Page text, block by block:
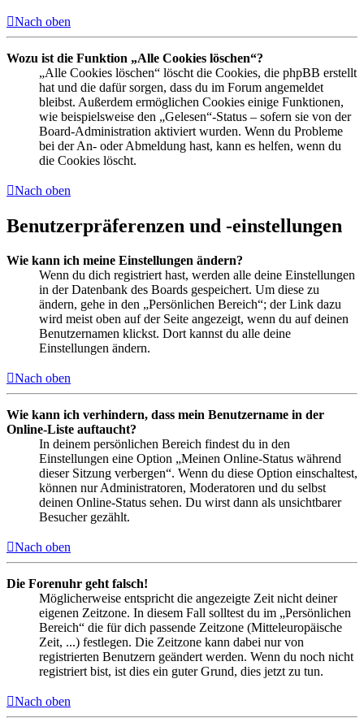
Nach oben
Wozu ist die Funktion „Alle Cookies löschen“?
„Alle Cookies löschen“ löscht die Cookies, die phpBB erstellt
hat und die dafür sorgen, dass du im Forum angemeldet
bleibst. Außerdem ermöglichen Cookies einige Funktionen,
wie beispielsweise den „Gelesen“-Status – sofern sie von der
Board-Administration aktiviert wurden. Wenn du Probleme
bei der An- oder Abmeldung hast, kann es helfen, wenn du
die Cookies löscht.
Nach oben
Benutzerpräferenzen und -einstellungen
Wie kann ich meine Einstellungen ändern?
Wenn du dich registriert hast, werden alle deine Einstellungen
in der Datenbank des Boards gespeichert. Um diese zu
ändern, gehe in den „Persönlichen Bereich“; der Link dazu
wird meist oben auf der Seite angezeigt, wenn du auf deinen
Benutzernamen klickst. Dort kannst du alle deine
Einstellungen ändern.
Nach oben
Wie kann ich verhindern, dass mein Benutzername in der
Online-Liste auftaucht?
In deinem persönlichen Bereich findest du in den
Einstellungen eine Option „Meinen Online-Status während
dieser Sitzung verbergen“. Wenn du diese Option einschaltest,
können nur Administratoren, Moderatoren und du selbst
deinen Online-Status sehen. Du wirst dann als unsichtbarer
Besucher gezählt.
Nach oben
Die Forenuhr geht falsch!
Möglicherweise entspricht die angezeigte Zeit nicht deiner
eigenen Zeitzone. In diesem Fall solltest du im „Persönlichen
Bereich“ die für dich passende Zeitzone (Mitteleuropäische
Zeit, ...) festlegen. Die Zeitzone kann dabei nur von
registrierten Benutzern geändert werden. Wenn du noch nicht
registriert bist, ist dies ein guter Grund, dies jetzt zu tun.
Nach oben